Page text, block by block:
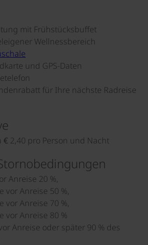
mit Frühstücksbuffet
Wellnessbereich
und GPS-Daten
für Ihre nächste Radreise
€ 2,40 pro Person und Nacht
Anreise 20 %,
vor Anreise 50 %,
vor Anreise 70 %,
vor Anreise 80 %
Anreise oder später 90 % des